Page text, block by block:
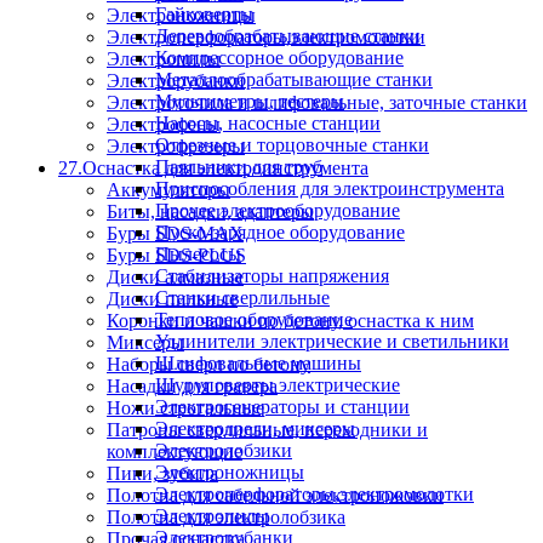
Электроножницы
Электроперфораторы,электромолотки
Электропилы
Электрорубанки
Электроточила и шлифовальные, заточные станки
Электрофены
Электрофрезеры
27.Оснастка для электроинструмента
Аккумуляторы
Биты, насадки, адаптеры
Буры SDS-MAX
Буры SDS-PLUS
Диски алмазные
Диски пильные
Коронки и чашки по бетону, оснастка к ним
Миксеры
Наборы сверл по бетону
Насадки для гравера
Ножи строгальные
Патроны сверлильные, переходники и
комплектующие
Пики, зубила
Полотна для сабельной электроножовки
Полотна для электролобзика
Прочая оснастка
Гайковерты
Деревообрабатывающие станки
Компрессорное оборудование
Металлообрабатывающие станки
Мультиметры, тестеры
Насосы, насосные станции
Отрезные и торцовочные станки
Паяльники для труб
Приспособления для электроинструмента
Прочее электрооборудование
Пуско-зарядное оборудование
Пылесосы
Стабилизаторы напряжения
Станки сверлильные
Тепловое оборудование
Удлинители электрические и светильники
Шлифовальные машины
Шуруповерты электрические
Электрогенераторы и станции
Электродрели, миксеры
Электролобзики
Электроножницы
Электроперфораторы,электромолотки
Электропилы
Электрорубанки